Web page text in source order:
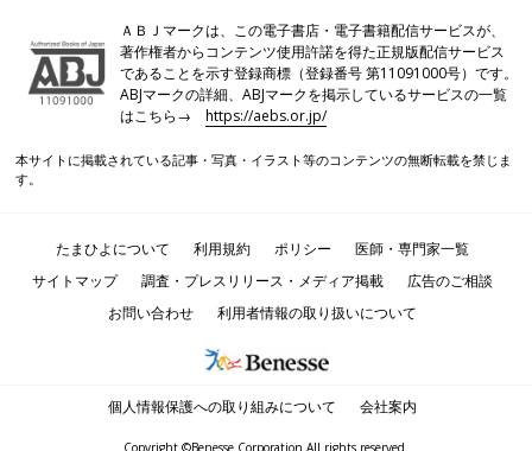
ＡＢＪマークは、この電子書店・電子書籍配信サービスが、
著作権者からコンテンツ使用許諾を得た正規版配信サービス
であることを示す登録商標（登録番号 第11091000号）です。
ABJマークの詳細、ABJマークを掲示しているサービスの一覧
はこちら→https://aebs.or.jp/
本サイトに掲載されている記事・写真・イラスト等のコンテンツの無断転載を禁じま
す。
たまひよについて 利用規約 ポリシー
医師・専門家一覧
サイトマップ
調査・プレスリリース・メディア掲載
広告のご相談
お問い合わせ
利用者情報の取り扱いについて
個人情報保護への取り組みについて 会社案内